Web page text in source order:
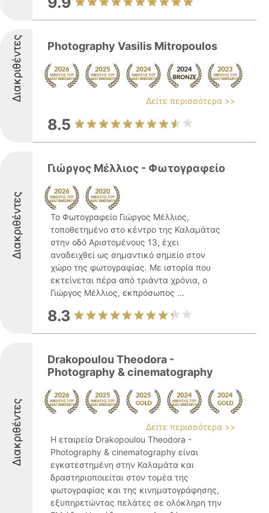
Διακριθέντες Photography Vasilis Mitropoulos
Δείτε περισσότερα >>
8.5
Διακριθέντες
Γιώργος Μέλλιος - Φωτογραφείο
Το Φωτογραφείο Γιώργος Μέλλιος,
τοποθετημένο στο κέντρο της Καλαμάτας
στην οδό Αριστομένους 13, έχει
αναδειχθεί ως σημαντικό σημείο στον
χώρο της φωτογραφίας. Με ιστορία που
εκτείνεται πέρα από τριάντα χρόνια, ο
Γιώργος Μέλλιος, εκπρόσωπος ...
8.3
Διακριθέντες
Drakopoulou Theodora -
Photography & cinematography
Δείτε περισσότερα >>
Η εταιρεία Drakopoulou Theodora -
Photography & cinematography είναι
εγκατεστημένη στην Καλαμάτα και
δραστηριοποιείται στον τομέα της
φωτογραφίας και της κινηματογράφησης,
εξυπηρετώντας πελάτες σε ολόκληρη την